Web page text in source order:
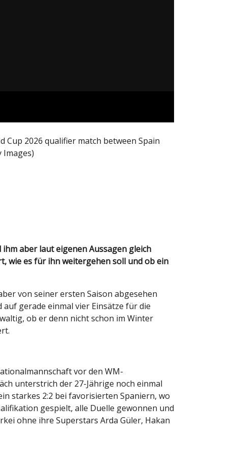
Cup 2026 qualifier match between Spain
Images)
wie es für ihn weitergehen soll und ob ein
von seiner ersten Saison abgesehen
gerade einmal vier Einsätze für die
ob er denn nicht schon im Winter
vor den WM-
unterstrich der 27-Jährige noch einmal
starkes 2:2 bei favorisierten Spaniern, wo
gespielt, alle Duelle gewonnen und
ohne ihre Superstars Arda Güler, Hakan